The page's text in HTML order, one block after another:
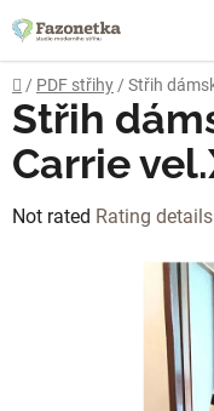
to
content
Home
/ PDF střihy / Střih
Střih
Carrie
The
Not rated Rating details